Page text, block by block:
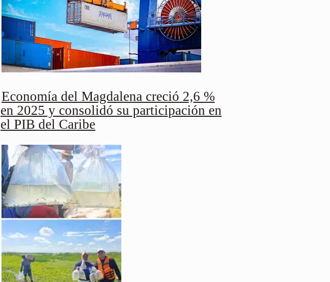
Economía del Magdalena creció 2,6 %
en 2025 y consolidó su participación en
el PIB del Caribe